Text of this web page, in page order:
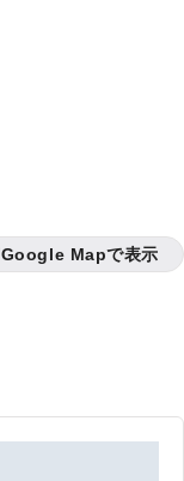
Google Mapで表示